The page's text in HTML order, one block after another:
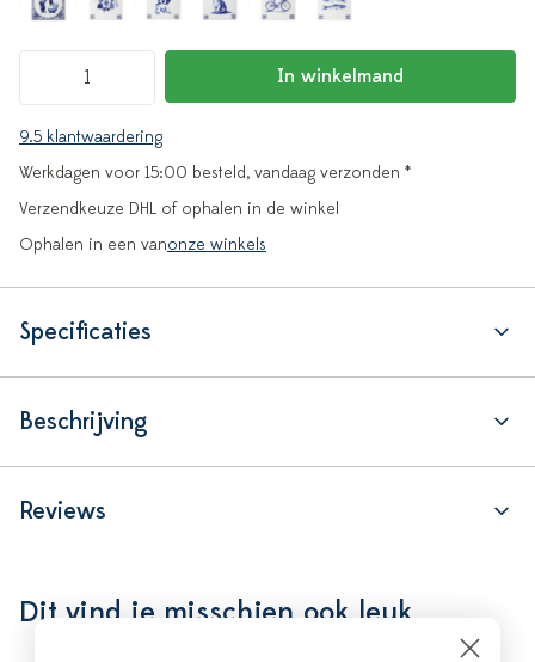
In winkelmand
9.5 klantwaardering
Werkdagen voor 15:00 besteld, vandaag verzonden *
Verzendkeuze DHL of ophalen in de winkel
Ophalen in een vanonze winkels
Specificaties
Beschrijving
Reviews
Dit vind je misschien ook leuk